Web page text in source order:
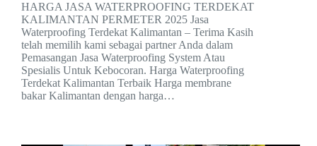
HARGA JASA WATERPROOFING TERDEKAT
KALIMANTAN PERMETER 2025 Jasa
Waterproofing Terdekat Kalimantan – Terima Kasih
telah memilih kami sebagai partner Anda dalam
Pemasangan Jasa Waterproofing System Atau
Spesialis Untuk Kebocoran. Harga Waterproofing
Terdekat Kalimantan Terbaik Harga membrane
bakar Kalimantan dengan harga…